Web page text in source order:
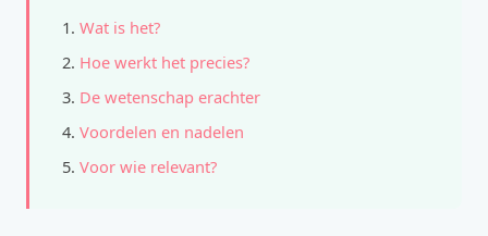
Wat is het?
Hoe werkt het precies?
De wetenschap erachter
Voordelen en nadelen
Voor wie relevant?